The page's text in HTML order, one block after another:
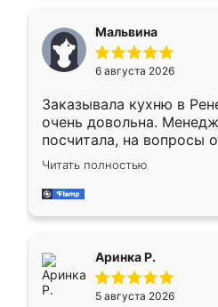
меньше, здесь же он
Мне нравится ,если что-
мебели буду заказывать
Мальвина
6 августа 2026
Заказывала кухню в
очень довольна.
посчитала, на вопросы
Замерщик приехал в
делу со всей
за день, ребята
Читать полностью
Аринка Р.
5 августа 2026